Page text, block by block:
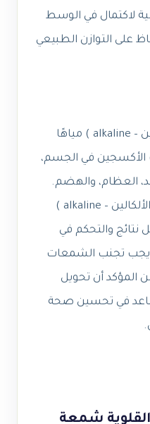
لاكتمال في الوسط
على التوازن الطبيعي
توفر شمعة القلوية ( الألكالين – alkaline ) مياهًا
في الجسم،
العظام، والهضم.
يجب اختيار شمعة القلوية ( الألكالين – alkaline )
والتحكم في
يجب تجنب الشمعات
المؤكد أن تحويل
في تحسين صحة
القلوية شمعة